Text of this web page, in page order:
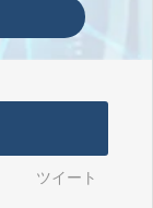
ツイート